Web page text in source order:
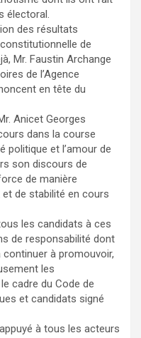
électoral.
des résultats
de
Mr. Faustin Archange
de l’Agence
en tête du
Anicet Georges
dans la course
politique et l’amour de
son discours de
de manière
de stabilité en cours
les candidats à ces
de responsabilité dont
à promouvoir,
les
cadre du Code de
et candidats signé
à tous les acteurs